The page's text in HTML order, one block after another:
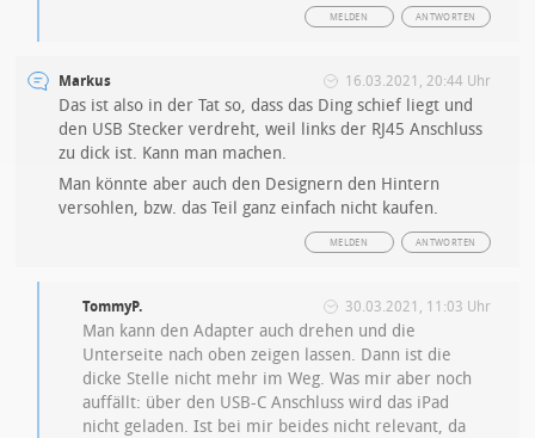
ANTWORTEN
MELDEN
Markus 16.03.2021, 20:44 Uhr
Das ist also in der Tat so, dass das Ding schief liegt und
den USB Stecker verdreht, weil links der RJ45 Anschluss
zu dick ist. Kann man machen.
Man könnte aber auch den Designern den Hintern
versohlen, bzw. das Teil ganz einfach nicht kaufen.
ANTWORTEN
MELDEN
TommyP. 30.03.2021, 11:03 Uhr
Man kann den Adapter auch drehen und die
Unterseite nach oben zeigen lassen. Dann ist die
dicke Stelle nicht mehr im Weg. Was mir aber noch
auffällt: über den USB-C Anschluss wird das iPad
nicht geladen. Ist bei mir beides nicht relevant, da